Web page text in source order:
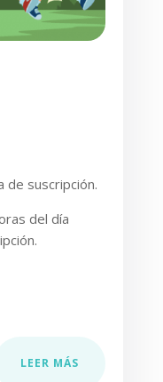
de suscripción.
del día
LEER MÁS